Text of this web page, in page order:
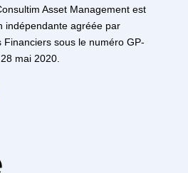
Asset Management est
indépendante agréée par
Financiers sous le numéro GP-
mai 2020.